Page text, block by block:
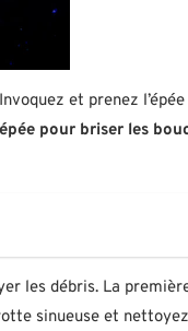
et prenez
pour briser les
les débris. La
sinueuse et nettoyez